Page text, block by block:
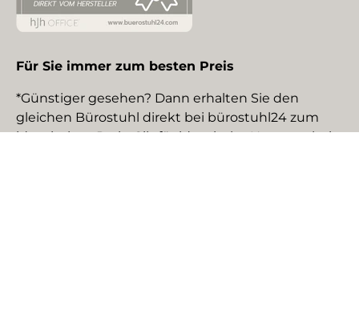
Für Sie immer zum besten Preis
*Günstiger gesehen? Dann erhalten Sie den
gleichen Bürostuhl direkt bei bürostuhl24 zum
identischen Preis. Gilt für identische Neuware bei